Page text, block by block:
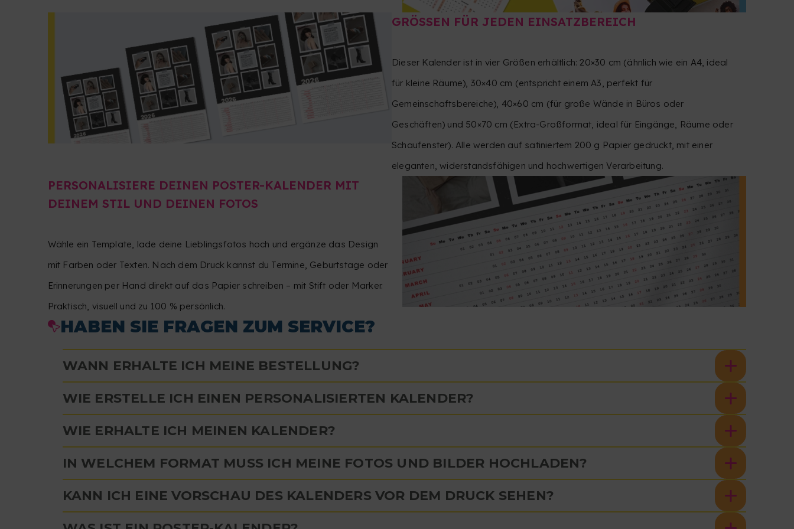
GRÖSSEN FÜR JEDEN EINSATZBEREICH
Dieser Kalender ist in vier Größen erhältlich: 20×30 cm (ähnlich wie ein A4, ideal
für kleine Räume), 30×40 cm (entspricht einem A3, perfekt für
Gemeinschaftsbereiche), 40×60 cm (für große Wände in Büros oder
Geschäften) und 50×70 cm (Extra-Großformat, ideal für Eingänge, Räume oder
Schaufenster). Alle werden auf satiniertem 200 g Papier gedruckt, mit einer
eleganten, widerstandsfähigen und hochwertigen Verarbeitung.
PERSONALISIERE DEINEN POSTER-KALENDER MIT
DEINEM STIL UND DEINEN FOTOS
Wähle ein Template, lade deine Lieblingsfotos hoch und ergänze das Design
mit Farben oder Texten. Nach dem Druck kannst du Termine, Geburtstage oder
Erinnerungen per Hand direkt auf das Papier schreiben – mit Stift oder Marker.
Praktisch, visuell und zu 100 % persönlich.
HABEN SIE FRAGEN ZUM SERVICE?
WANN ERHALTE ICH MEINE BESTELLUNG?
WIE ERSTELLE ICH EINEN PERSONALISIERTEN KALENDER?
WIE ERHALTE ICH MEINEN KALENDER?
IN WELCHEM FORMAT MUSS ICH MEINE FOTOS UND BILDER HOCHLADEN?
KANN ICH EINE VORSCHAU DES KALENDERS VOR DEM DRUCK SEHEN?